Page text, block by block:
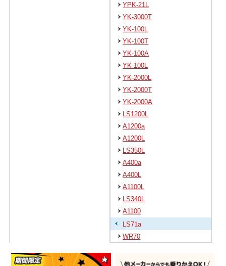
YPK-21L
YK-3000T
YK-100L
YK-100T
YK-100A
YK-100L
YK-2000L
YK-2000T
YK-2000A
LS1200L
A1200a
A1200L
LS350L
A400a
A400L
A1100L
LS340L
A1100
LS71a
WR70